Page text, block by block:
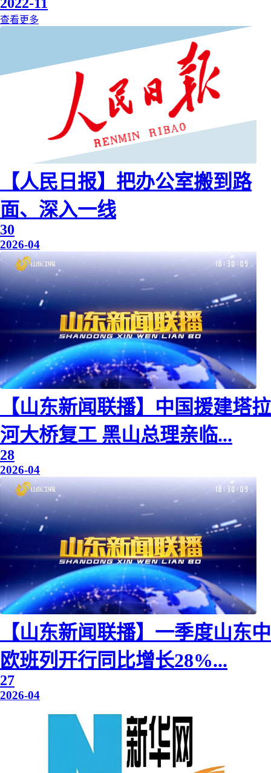
2022-11
查看更多
【人民日报】把办公室搬到路
面、深入一线
30
2026-04
【山东新闻联播】中国援建塔拉
河大桥复工 黑山总理亲临...
28
2026-04
【山东新闻联播】一季度山东中
欧班列开行同比增长28%...
27
2026-04